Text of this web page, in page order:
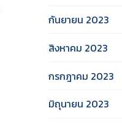
กันยายน 2023
สิงหาคม 2023
กรกฎาคม 2023
มิถุนายน 2023